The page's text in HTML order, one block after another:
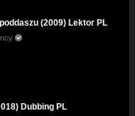
(2009) Lektor PL
Dubbing PL